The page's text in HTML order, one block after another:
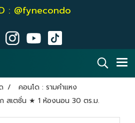
: @fynecondo
คอนโด : รามคำแหง
สเตชั่น ★ 1 ห้องนอน 30 ตร.ม.